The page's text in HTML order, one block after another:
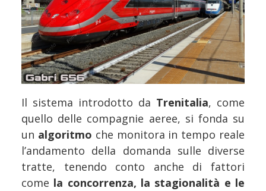
Il sistema introdotto da Trenitalia, come
quello delle compagnie aeree, si fonda su
un algoritmo che monitora in tempo reale
l’andamento della domanda sulle diverse
tratte, tenendo conto anche di fattori
come la concorrenza, la stagionalità e le